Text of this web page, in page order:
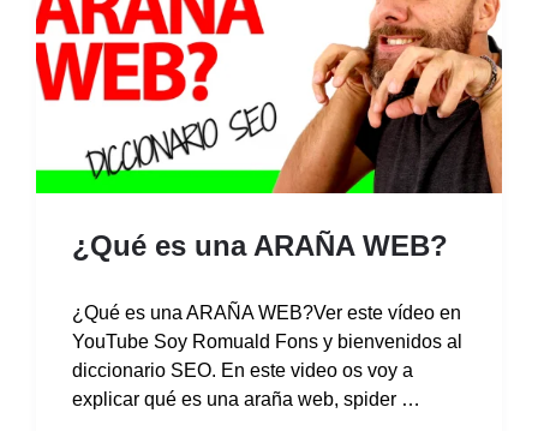
¿Qué es una ARAÑA WEB?
¿Qué es una ARAÑA WEB?Ver este vídeo en
YouTube Soy Romuald Fons y bienvenidos al
diccionario SEO. En este video os voy a
explicar qué es una araña web, spider …